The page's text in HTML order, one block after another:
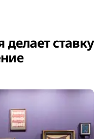
делает ставку